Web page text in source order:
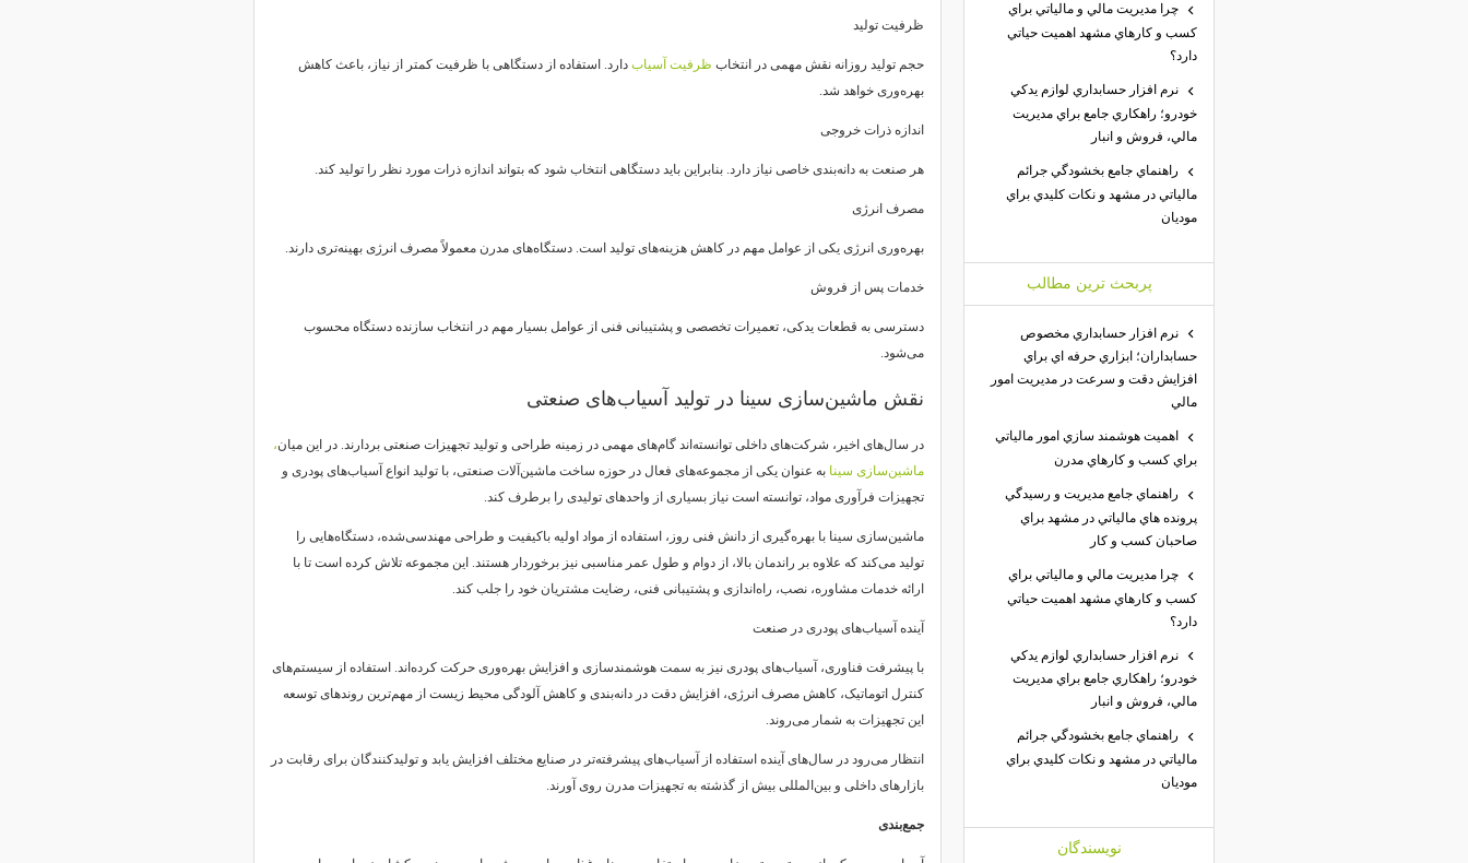
ظرفیت تولید
حجم تولید روزانه نقش مهمی در انتخاب ظرفیت آسیاب دارد. استفاده از دستگاهی با ظرفیت کمتر از نیاز، باعث کاهش
بهره‌وری خواهد شد.
اندازه ذرات خروجی
هر صنعت به دانه‌بندی خاصی نیاز دارد. بنابراین باید دستگاهی انتخاب شود که بتواند اندازه ذرات مورد نظر را تولید کند.
مصرف انرژی
بهره‌وری انرژی یکی از عوامل مهم در کاهش هزینه‌های تولید است. دستگاه‌های مدرن معمولاً مصرف انرژی بهینه‌تری دارند.
خدمات پس از فروش
دسترسی به قطعات یدکی، تعمیرات تخصصی و پشتیبانی فنی از عوامل بسیار مهم در انتخاب سازنده دستگاه محسوب
می‌شود.
نقش ماشین‌سازی سینا در تولید آسیاب‌های صنعتی
در سال‌های اخیر، شرکت‌های داخلی توانسته‌اند گام‌های مهمی در زمینه طراحی و تولید تجهیزات صنعتی بردارند. در این میان،
ماشین‌سازی سینا به عنوان یکی از مجموعه‌های فعال در حوزه ساخت ماشین‌آلات صنعتی، با تولید انواع آسیاب‌های پودری و
تجهیزات فرآوری مواد، توانسته است نیاز بسیاری از واحدهای تولیدی را برطرف کند.
ماشین‌سازی سینا با بهره‌گیری از دانش فنی روز، استفاده از مواد اولیه باکیفیت و طراحی مهندسی‌شده، دستگاه‌هایی را
تولید می‌کند که علاوه بر راندمان بالا، از دوام و طول عمر مناسبی نیز برخوردار هستند. این مجموعه تلاش کرده است تا با
ارائه خدمات مشاوره، نصب، راه‌اندازی و پشتیبانی فنی، رضایت مشتریان خود را جلب کند.
آینده آسیاب‌های پودری در صنعت
با پیشرفت فناوری، آسیاب‌های پودری نیز به سمت هوشمندسازی و افزایش بهره‌وری حرکت کرده‌اند. استفاده از سیستم‌های
کنترل اتوماتیک، کاهش مصرف انرژی، افزایش دقت در دانه‌بندی و کاهش آلودگی محیط زیست از مهم‌ترین روندهای توسعه
این تجهیزات به شمار می‌روند.
انتظار می‌رود در سال‌های آینده استفاده از آسیاب‌های پیشرفته‌تر در صنایع مختلف افزایش یابد و تولیدکنندگان برای رقابت در
بازارهای داخلی و بین‌المللی بیش از گذشته به تجهیزات مدرن روی آورند.
جمع‌بندی
چرا مديريت مالي و مالياتي براي
كسب و كارهاي مشهد اهميت حياتي
دارد؟
نرم افزار حسابداري لوازم يدكي
خودرو؛ راهكاري جامع براي مديريت
مالي، فروش و انبار
راهنماي جامع بخشودگي جرائم
مالياتي در مشهد و نكات كليدي براي
موديان
پربحث ترين مطالب
نرم افزار حسابداري مخصوص
حسابداران؛ ابزاري حرفه اي براي
افزايش دقت و سرعت در مديريت امور
مالي
اهميت هوشمند سازي امور مالياتي
براي كسب و كارهاي مدرن
راهنماي جامع مديريت و رسيدگي
پرونده هاي مالياتي در مشهد براي
صاحبان كسب و كار
چرا مديريت مالي و مالياتي براي
كسب و كارهاي مشهد اهميت حياتي
دارد؟
نرم افزار حسابداري لوازم يدكي
خودرو؛ راهكاري جامع براي مديريت
مالي، فروش و انبار
راهنماي جامع بخشودگي جرائم
مالياتي در مشهد و نكات كليدي براي
موديان
نويسندگان